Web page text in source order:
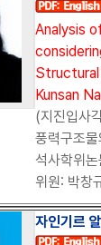
Analysis
Kunsan
(지진입사
풍력구조
석사학위
위원: 박창
자인기르